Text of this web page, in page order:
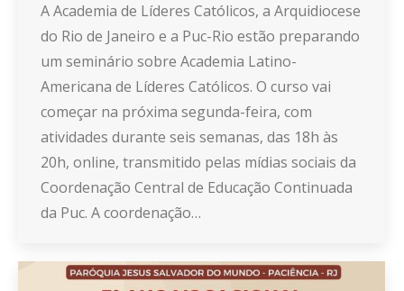
A Academia de Líderes Católicos, a Arquidiocese
do Rio de Janeiro e a Puc-Rio estão preparando
um seminário sobre Academia Latino-
Americana de Líderes Católicos. O curso vai
começar na próxima segunda-feira, com
atividades durante seis semanas, das 18h às
20h, online, transmitido pelas mídias sociais da
Coordenação Central de Educação Continuada
da Puc. A coordenação…